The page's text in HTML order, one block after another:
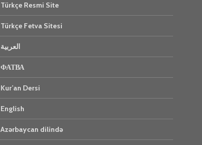
Türkçe Resmi Site
Türkçe Fetva Sitesi
العربية
ФАТВА
Kur’an Dersi
English
Azərbaycan dilində